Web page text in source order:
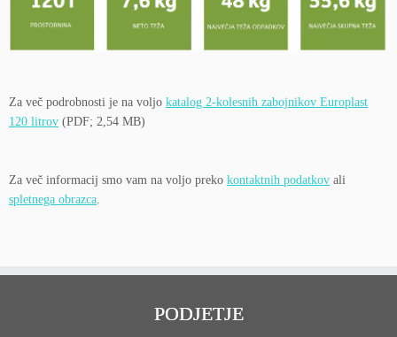
Za več podrobnosti je na voljo katalog 2-kolesnih zabojnikov Europlast
120 litrov (PDF; 2,54 MB)
Za več informacij smo vam na voljo preko kontaktnih podatkov ali
spletnega obrazca.
PODJETJE